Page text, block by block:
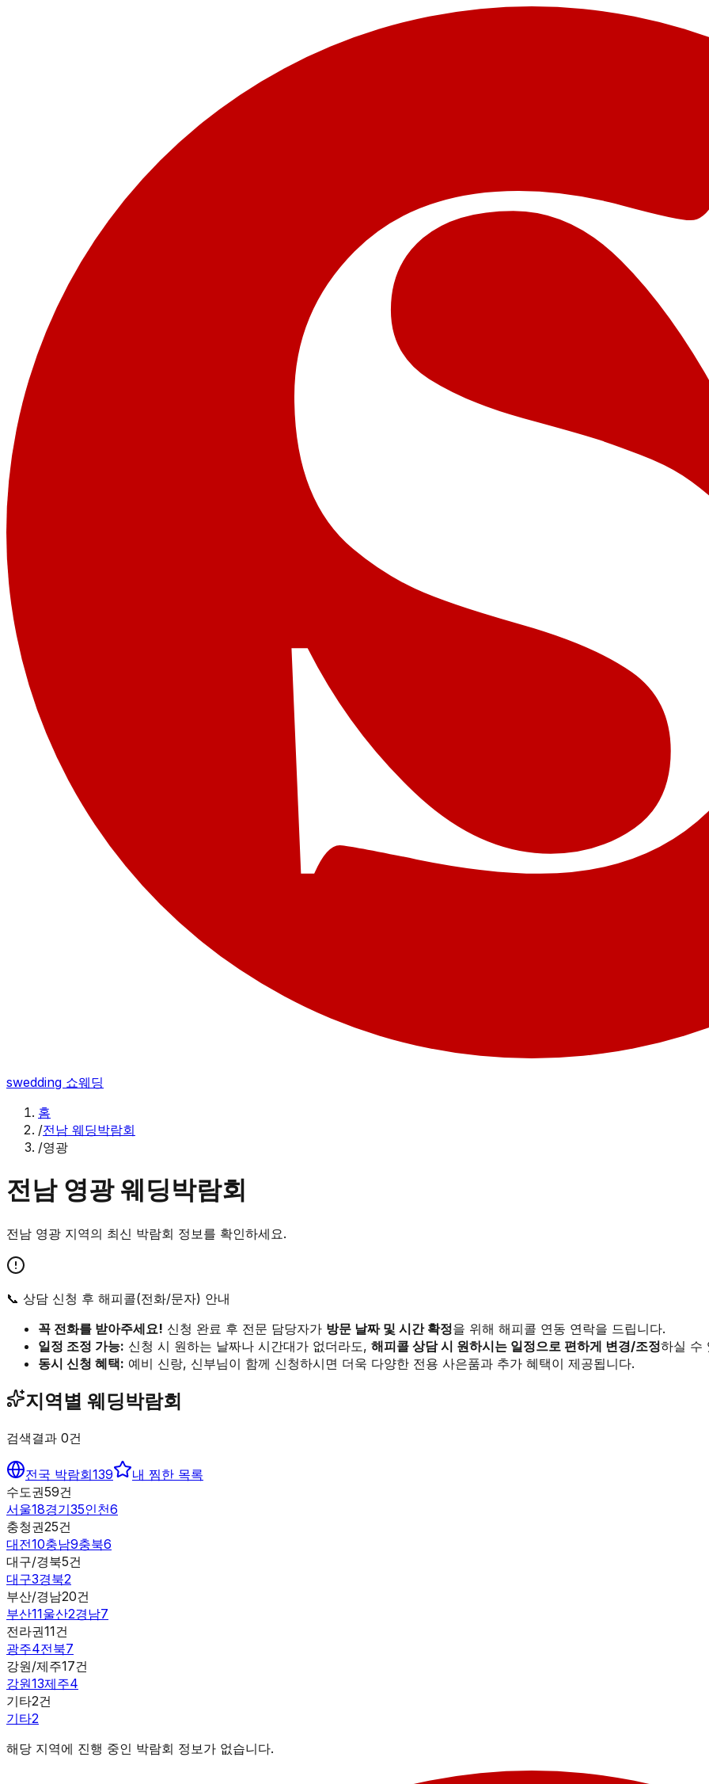
swedding 쇼웨딩
홈
/전남 웨딩박람회
/영광
전남 영광웨딩박람회
전남 영광 지역의 최신 박람회 정보를 확인하세요.
📞 상담 신청 후 해피콜(전화/문자) 안내
꼭 전화를 받아주세요! 신청 완료 후 전문 담당자가 방문 날짜 및 시간 확정을 위해 해피콜 연동 연락을 드립니다.
일정 조정 가능: 신청 시 원하는 날짜나 시간대가 없더라도, 해피콜 상담 시 원하시는 일정으로 편하게 변경/조정하실 수
동시 신청 혜택: 예비 신랑, 신부님이 함께 신청하시면 더욱 다양한 전용 사은품과 추가 혜택이 제공됩니다.
지역별 웨딩박람회
검색결과 0건
전국 박람회139
내 찜한 목록
수도권59건
서울18경기35인천6
충청권25건
대전10충남9충북6
대구/경북5건
대구3경북2
부산/경남20건
부산11울산2경남7
전라권11건
광주4전북7
강원/제주17건
강원13제주4
기타2건
기타2
해당 지역에 진행 중인 박람회 정보가 없습니다.